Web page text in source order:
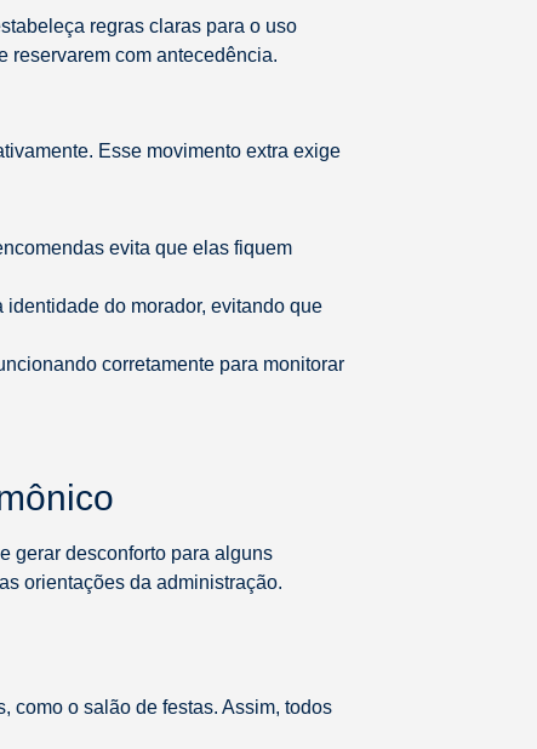
regras claras para o uso
reservarem com antecedência.
Esse movimento extra exige
evita que elas fiquem
do morador, evitando que
corretamente para monitorar
gerar desconforto para alguns
orientações da administração.
como o salão de festas. Assim, todos